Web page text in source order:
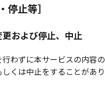
停止等］
および停止、中止
わずに本サービスの内容の
くは中止をすることがあり